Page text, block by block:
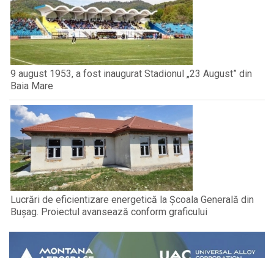
9 august 1953, a fost inaugurat Stadionul „23 August” din
Baia Mare
Lucrări de eficientizare energetică la Școala Generală din
Bușag. Proiectul avansează conform graficului